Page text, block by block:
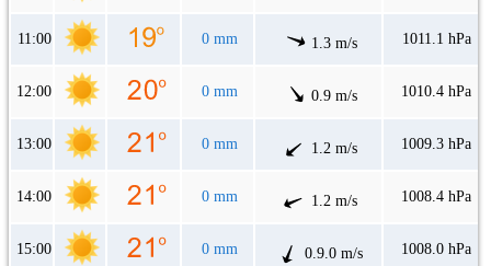
11:00 0 mm 1.3 m/s 1011.1 hPa
12:00 0 mm 0.9 m/s 1010.4 hPa
13:00 0 mm 1.2 m/s 1009.3 hPa
14:00 0 mm 1.2 m/s 1008.4 hPa
15:00 0 mm 0.9.0 m/s 1008.0 hPa